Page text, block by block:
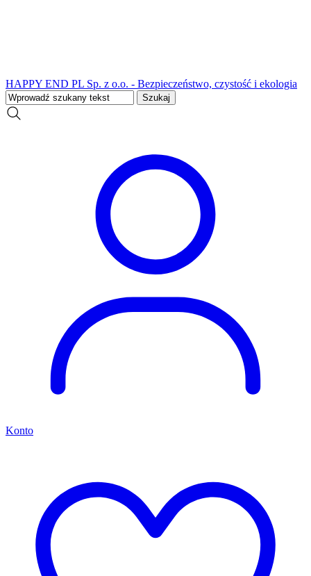
HAPPY END PL Sp. z o.o. - Bezpieczeństwo, czystość i ekologia
Konto